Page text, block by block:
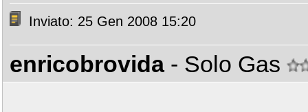
Inviato: 25 Gen 2008 15:20
enricobrovida - Solo Gas